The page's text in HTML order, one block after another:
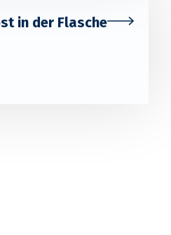
in der Flasche